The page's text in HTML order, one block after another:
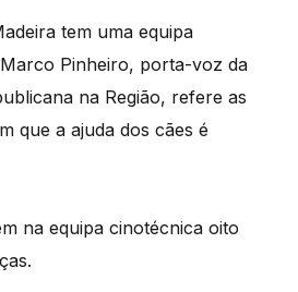
tem uma equipa
Pinheiro, porta-voz da
na Região, refere as
que a ajuda dos cães é
na equipa cinotécnica oito